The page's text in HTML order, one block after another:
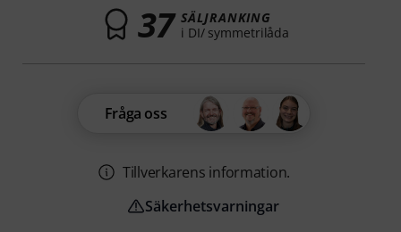
37 SÄLJRANKING
i DI/ symmetrilåda
Fråga oss
Tillverkarens information.
Säkerhetsvarningar